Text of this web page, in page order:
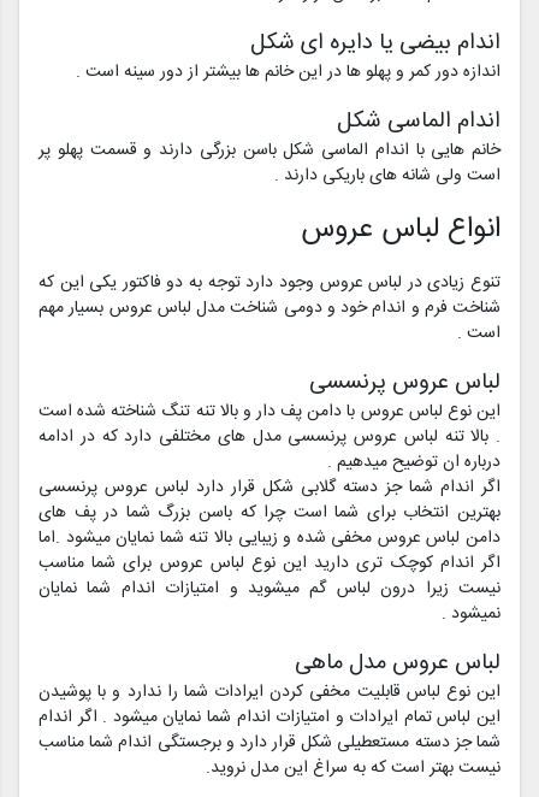
اندام بیضی یا دایره ای شکل
اندازه دور کمر و پهلو ها در این خانم ها بیشتر از دور سینه است .
اندام الماسی شکل
خانم هایی با اندام الماسی شکل باسن بزرگی دارند و قسمت پهلو پر
است ولی شانه های باریکی دارند .
انواع لباس عروس
تنوع زیادی در لباس عروس وجود دارد توجه به دو فاکتور یکی این که
شناخت فرم و اندام خود و دومی شناخت مدل لباس عروس بسیار مهم
است .
لباس عروس پرنسسی
این نوع لباس عروس با دامن پف دار و بالا تنه تنگ شناخته شده است
. بالا تنه لباس عروس پرنسسی مدل های مختلفی دارد که در ادامه
درباره ان توضیح میدهیم .
اگر اندام شما جز دسته گلابی شکل قرار دارد لباس عروس پرنسسی
بهترین انتخاب برای شما است چرا که باسن بزرگ شما در پف های
دامن لباس عروس مخفی شده و زیبایی بالا تنه شما نمایان میشود .اما
اگر اندام کوچک تری دارید این نوع لباس عروس برای شما مناسب
نیست زیرا درون لباس گم میشوید و امتیازات اندام شما نمایان
نمیشود .
لباس عروس مدل ماهی
این نوع لباس قابلیت مخفی کردن ایرادات شما را ندارد و با پوشیدن
این لباس تمام ایرادات و امتیازات اندام شما نمایان میشود . اگر اندام
شما جز دسته مستعطیلی شکل قرار دارد و برجستگی اندام شما مناسب
نیست بهتر است که به سراغ این مدل نروید.